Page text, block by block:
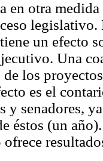
en otra
legislativo.
un efecto
Una
los
es el
y senadores,
éstos (un